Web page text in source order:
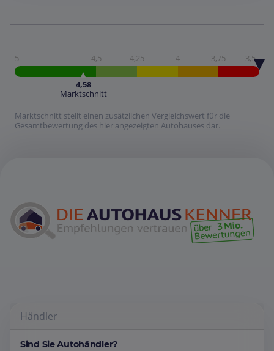
5 4,5 4,25 4 3,75 3,5
4,58
Marktschnitt
Marktschnitt stellt einen zusätzlichen Vergleichswert für die
Gesamtbewertung des hier angezeigten Autohauses dar.
Händler
Sind Sie Autohändler?